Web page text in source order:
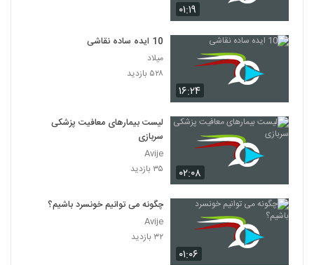
۰۱:۱۹
۱۶:۲۴
10 ایده ساده نقاشی
میلاد
۵۲۸ بازدید
۰۲:۰۸
لیست بیمارهای معافیت پزشکی
سربازی
Avije
۳۵ بازدید
۰۱:۰۶
چگونه می توانیم خونسرد باشیم؟
Avije
۳۲ بازدید